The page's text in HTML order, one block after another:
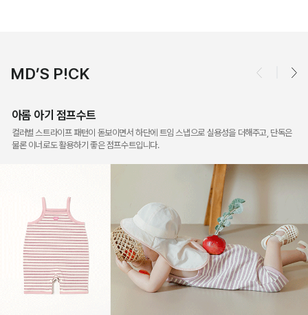
MD’S P!CK
아롬 아기 점프수트
컬러별 스트라이프 패턴이 돋보이면서 하단에 트임 스냅으로 실용성을 더해주고, 단독은
물론 이너로도 활용하기 좋은 점프수트입니다.